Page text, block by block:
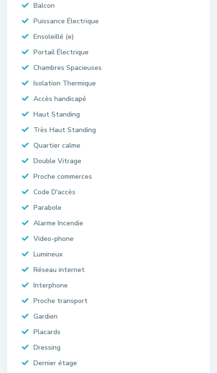
Balcon
Puissance Électrique
Ensoleillé (e)
Portail Électrique
Chambres Spacieuses
Isolation Thermique
Accès handicapé
Haut Standing
Très Haut Standing
Quartier calme
Double Vitrage
Proche commerces
Code D'accès
Parabole
Alarme Incendie
Video-phone
Lumineux
Réseau internet
Interphone
Proche transport
Gardien
Placards
Dressing
Dernier étage